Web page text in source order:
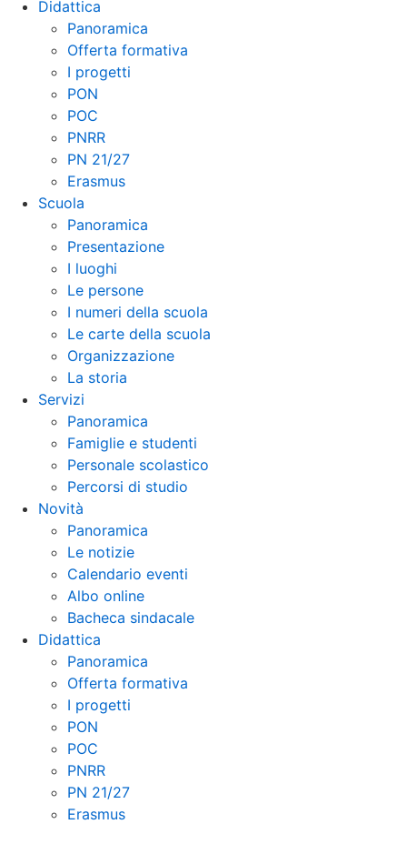
Didattica
Panoramica
Offerta formativa
I progetti
PON
POC
PNRR
PN 21/27
Erasmus
Scuola
Panoramica
Presentazione
I luoghi
Le persone
I numeri della scuola
Le carte della scuola
Organizzazione
La storia
Servizi
Panoramica
Famiglie e studenti
Personale scolastico
Percorsi di studio
Novità
Panoramica
Le notizie
Calendario eventi
Albo online
Bacheca sindacale
Didattica
Panoramica
Offerta formativa
I progetti
PON
POC
PNRR
PN 21/27
Erasmus